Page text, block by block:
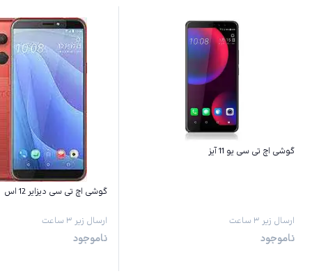
گوشی اچ تی سی یو 11 آیز
ارسال زیر ۳ ساعت
ناموجود
گوشی اچ تی سی دیزایر 12 اس
ارسال زیر ۳ ساعت
ناموجود